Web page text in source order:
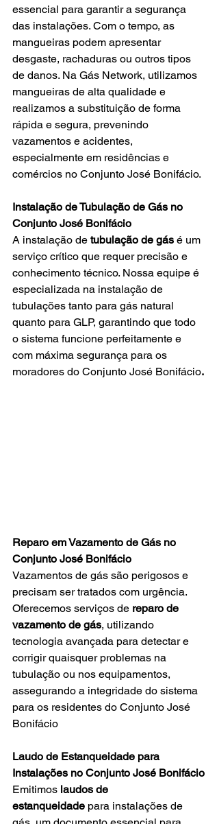
essencial para garantir a segurança
das instalações. Com o tempo, as
mangueiras podem apresentar
desgaste, rachaduras ou outros tipos
de danos. Na Gás Network, utilizamos
mangueiras de alta qualidade e
realizamos a substituição de forma
rápida e segura, prevenindo
vazamentos e acidentes,
especialmente em residências e
comércios no Conjunto José Bonifácio.
Instalação de Tubulação de Gás no
Conjunto José Bonifácio
A instalação de tubulação de gás é um
serviço crítico que requer precisão e
conhecimento técnico. Nossa equipe é
especializada na instalação de
tubulações tanto para gás natural
quanto para GLP, garantindo que todo
o sistema funcione perfeitamente e
com máxima segurança para os
moradores do Conjunto José Bonifácio.
Reparo em Vazamento de Gás no
Conjunto José Bonifácio
Vazamentos de gás são perigosos e
precisam ser tratados com urgência.
Oferecemos serviços de reparo de
vazamento de gás, utilizando
tecnologia avançada para detectar e
corrigir quaisquer problemas na
tubulação ou nos equipamentos,
assegurando a integridade do sistema
para os residentes do Conjunto José
Bonifácio
Laudo de Estanqueidade para
Instalações no Conjunto José Bonifácio
Emitimos laudos de
estanqueidade para instalações de